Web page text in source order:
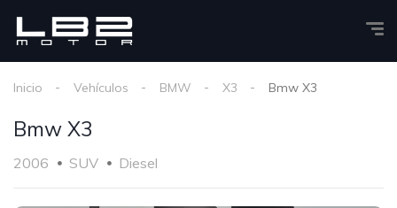
Inicio Vehículos BMW X3 Bmw X3
Bmw X3
2006 SUV Diesel